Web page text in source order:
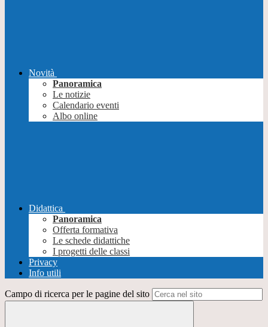
Novità
Panoramica
Le notizie
Calendario eventi
Albo online
Didattica
Panoramica
Offerta formativa
Le schede didattiche
I progetti delle classi
Privacy
Info utili
Campo di ricerca per le pagine del sito